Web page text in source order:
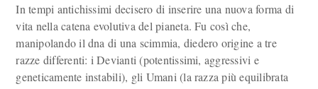
In tempi antichissimi decisero di inserire una nuova forma di
vita nella catena evolutiva del pianeta. Fu così che,
manipolando il dna di una scimmia, diedero origine a tre
razze differenti: i Devianti (potentissimi, aggressivi e
geneticamente instabili), gli Umani (la razza più equilibrata